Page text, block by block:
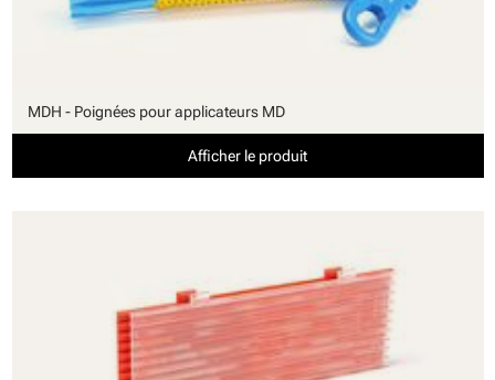
MDH - Poignées pour applicateurs MD
Afficher le produit